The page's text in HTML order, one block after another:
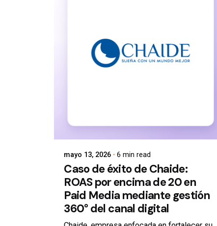
mayo 13, 2026 6 min read
Caso de éxito de Chaide:
ROAS por encima de 20 en
Paid Media mediante gestión
360° del canal digital